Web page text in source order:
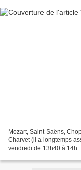
Mozart, Saint-Saëns,
Charvet (il a longtemps
vendredi de 13h40 à 14h
e_id=100000057 http://